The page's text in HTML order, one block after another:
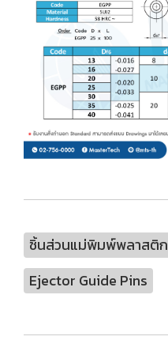
ชิ้นส่วนแม่พิมพ์พลาสติก
Ejector Guide Pins